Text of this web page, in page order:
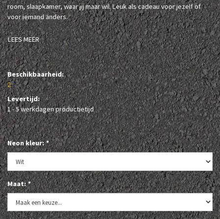
room, slaapkamer, waar jij maar wil. Leuk als cadeau voor jezelf of
voor iemand anders.
LEES MEER
Beschikbaarheid:
2
Levertijd:
1 - 5 werkdagen productietijd
Neon kleur:*
Maat:*